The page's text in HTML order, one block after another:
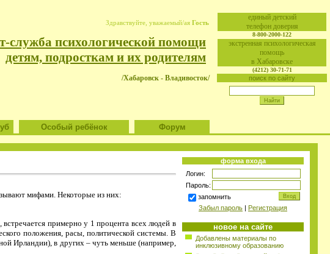
eдиный детский
телефон доверия
8-800-2000-122
экстренная психологическая
помощь
в Хабаровске
(4212) 30-71-71
поиск по сайту
Здравствуйте, уважаемый/ая Гость
служба психологической помощи
детям, подросткам и их родителям
/Хабаровск - Владивосток/
Особый ребёнок Форум
мифами. Некоторые из них:
примерно у 1 процента всех людей в
положения, расы, политической системы. В
Ирландии), в других – чуть меньше (например,
форма входа
Логин:
Пароль:
запомнить
Забыл пароль | Регистрация
новое на сайте
Добавлены материалы по
инклюзивному образованию